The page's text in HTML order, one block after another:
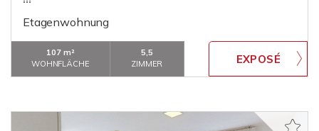
Etagenwohnung
107 m²
WOHNFLÄCHE
5,5
ZIMMER